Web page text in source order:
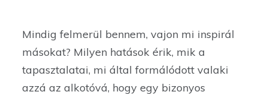
Mindig felmerül bennem, vajon mi inspirál
másokat? Milyen hatások érik, mik a
tapasztalatai, mi által formálódott valaki
azzá az alkotóvá, hogy egy bizonyos